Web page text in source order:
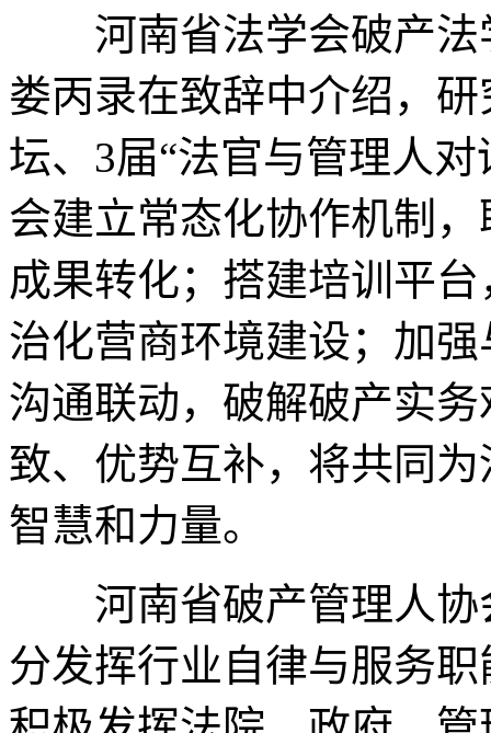
河南省法学会破产法
娄丙录在致辞中介绍，
坛、3届“法官与管理人
会建立常态化协作机制
成果转化；搭建培训平
治化营商环境建设；加
沟通联动，破解破产实
致、优势互补，将共同
智慧和力量。
河南省破产管理人协
分发挥行业自律与服务